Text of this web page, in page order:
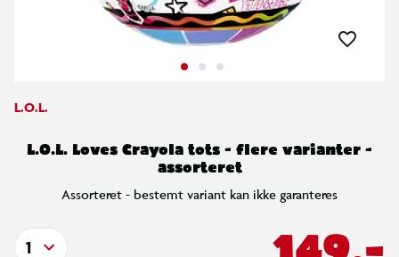
L.O.L.
L.O.L. Loves Crayola tots - flere varianter -
assorteret
Assorteret - bestemt variant kan ikke garanteres
1